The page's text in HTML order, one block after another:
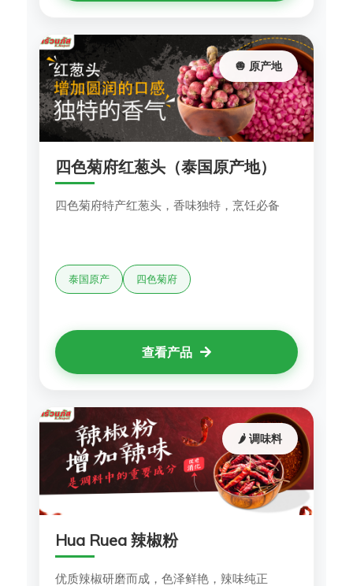
🧅 原产地
四色菊府红葱头（泰国原产地）
四色菊府特产红葱头，香味独特，烹饪必备
泰国原产 四色菊府
查看产品
🌶️ 调味料
Hua Ruea 辣椒粉
优质辣椒研磨而成，色泽鲜艳，辣味纯正